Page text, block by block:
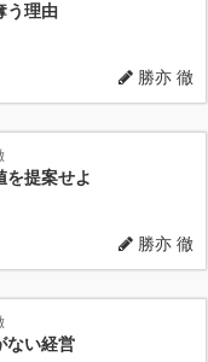
う理由
勝亦 徹
を提案せよ
勝亦 徹
ない経営